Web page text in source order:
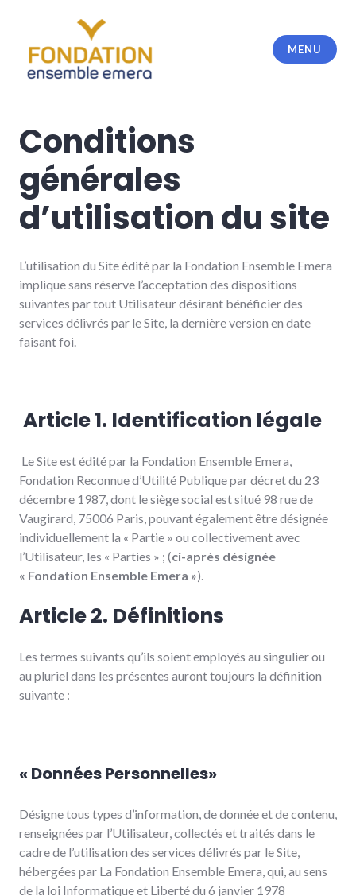
contenu
principal
MENU
Conditions
générales
d’utilisation du site
L’utilisation du Site édité par la Fondation Ensemble Emera
implique sans réserve l’acceptation des dispositions
suivantes par tout Utilisateur désirant bénéficier des
services délivrés par le Site, la dernière version en date
faisant foi.
Article 1. Identification légale
Le Site est édité par la Fondation Ensemble Emera,
Fondation Reconnue d’Utilité Publique par décret du 23
décembre 1987, dont le siège social est situé 98 rue de
Vaugirard, 75006 Paris, pouvant également être désignée
individuellement la « Partie » ou collectivement avec
l’Utilisateur, les « Parties » ; (ci-après désignée
« Fondation Ensemble Emera »).
Article 2. Définitions
Les termes suivants qu’ils soient employés au singulier ou
au pluriel dans les présentes auront toujours la définition
suivante :
« Données Personnelles»
Désigne tous types d’information, de donnée et de contenu,
renseignées par l’Utilisateur, collectés et traités dans le
cadre de l’utilisation des services délivrés par le Site,
hébergées par La Fondation Ensemble Emera, qui, au sens
de la loi Informatique et Liberté du 6 janvier 1978